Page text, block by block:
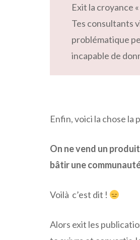
Exit la croyance «
Tes consultants
problématique
incapable de
Enfin, voici la chose la
On ne vend un
bâtir une
Voilà c’est dit !
Alors exit les